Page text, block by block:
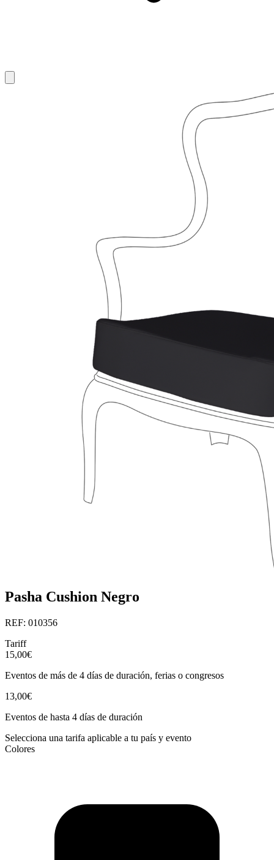
Pasha Cushion Negro
REF: 010356
Tariff
15,00€
Eventos de más de 4 días de duración, ferias o congresos
13,00€
Eventos de hasta 4 días de duración
Selecciona una tarifa aplicable a tu país y evento
Colores